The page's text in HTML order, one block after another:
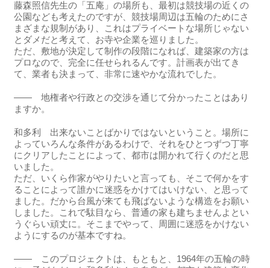
藤森照信先生の「五庵」の場所も、最初は競技場の近くの
公園なども考えたのですが、競技場周辺は五輪のためにさ
まざまな規制があり、これはプライベートな場所じゃない
とダメだと考えて、お寺や企業を巡りました。
ただ、敷地が決定して制作の段階になれば、建築家の方は
プロなので、完全に任せられるんです。計画表が出てき
て、業者も決まって、非常に速やかな流れでした。
―― 地権者や行政との交渉を通じて分かったことはあり
ますか。
和多利 出来ないことばかりではないということ。場所に
よっていろんな条件があるわけで、それをひとつずつ丁寧
にクリアしたことによって、都市は開かれて行くのだと思
いました。
ただ、いくら作家がやりたいと言っても、そこで何かをす
ることによって誰かに迷惑をかけてはいけない、と思って
ました。だから台風が来ても飛ばないような構造をお願い
しました。これで駄目なら、普通の家も建ちませんよとい
うぐらい頑丈に。そこまでやって、周囲に迷惑をかけない
ようにするのが基本ですね。
―― このプロジェクトは、もともと、1964年の五輪の時